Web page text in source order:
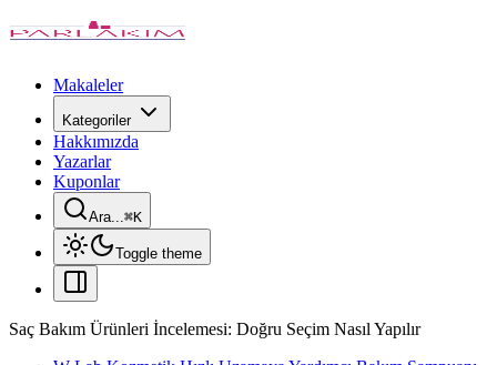
Makaleler
Kategoriler
Hakkımızda
Yazarlar
Kuponlar
Ara...⌘K
Toggle theme
Saç Bakım Ürünleri İncelemesi: Doğru Seçim Nasıl Yapılır